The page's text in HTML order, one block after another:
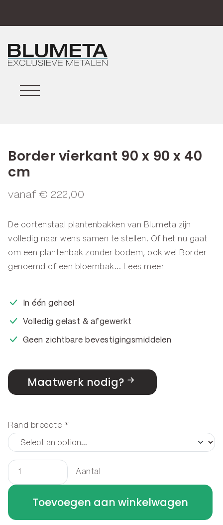
Border vierkant 90 x 90 x 40
cm
vanaf € 222,00
De cortenstaal plantenbakken van Blumeta zijn
volledig naar wens samen te stellen. Of het nu gaat
om een plantenbak zonder bodem, ook wel
Border
genoemd of een bloembak ... Lees meer
In één geheel
Volledig gelast & afgewerkt
Geen zichtbare bevestigingsmiddelen
Maatwerk nodig?
Rand breedte *
Border
vierkant
x
Aantal
Toevoegen aan winkelwagen